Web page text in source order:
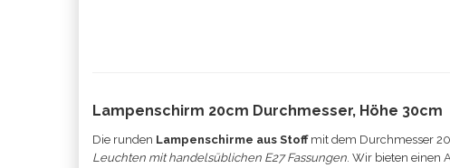
Lampenschirm 20cm Durchmesser, Höhe 30cm
Die runden Lampenschirme aus Stoffmit dem Durchmesser
Leuchten mit handelsüblichen E27 Fassungen. Wir bieten einen